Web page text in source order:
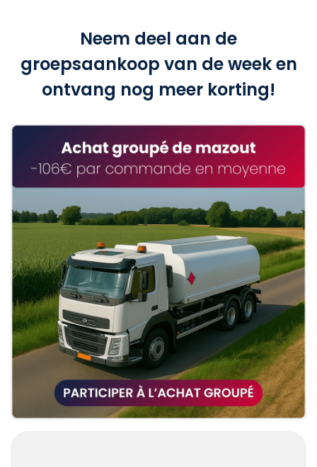
Neem deel aan de
groepsaankoop van de week en
ontvang nog meer korting!